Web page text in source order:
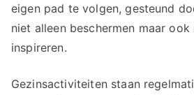
eigen pad te volgen, gesteund
niet alleen beschermen maar
inspireren.
Gezinsactiviteiten staan